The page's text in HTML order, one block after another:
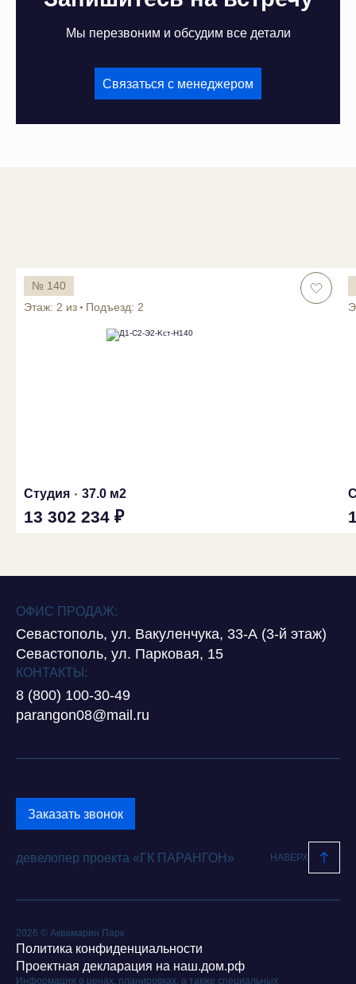
Мы перезвоним и обсудим все детали
Связаться с менеджером
№ 140
Этаж: 2 из
Подъезд: 2
Студия 37.0 м2
13 302 234 ₽
ОФИС ПРОДАЖ:
Севастополь, ул. Вакуленчука, 33-А (3-й этаж)
Севастополь, ул. Парковая, 15
КОНТАКТЫ:
8 (800) 100-30-49
parangon08@mail.ru
Заказать звонок
девелопер проекта «ГК ПАРАНГОН» НАВЕРХ
2026 © Аквамарин Парк
Политика конфиденциальности
Проектная декларация на наш.дом.рф
Информация о ценах, планировках, а также специальных